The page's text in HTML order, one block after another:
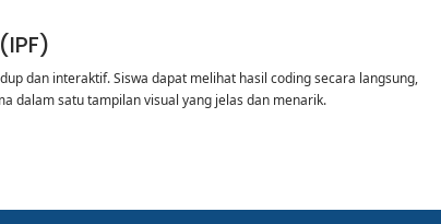
dan interaktif. Siswa dapat melihat hasil coding secara langsung,
dalam satu tampilan visual yang jelas dan menarik.